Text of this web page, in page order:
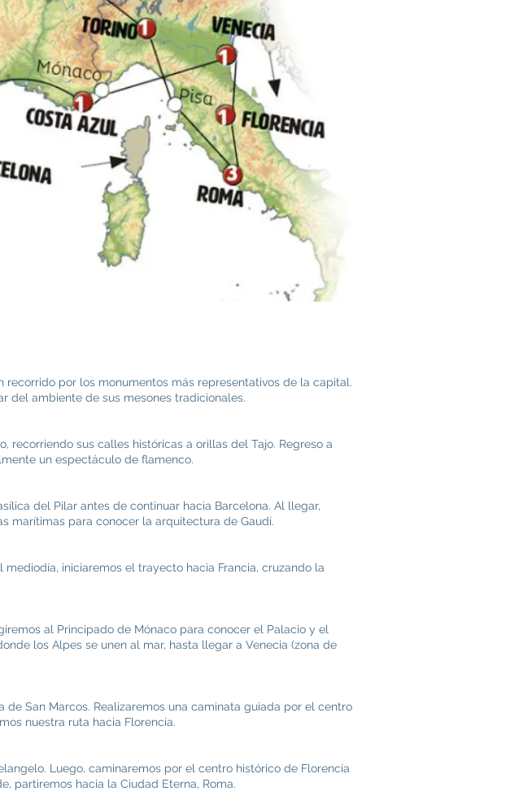
por los monumentos más representativos de la capital.
del ambiente de sus mesones tradicionales.
recorriendo sus calles históricas a orillas del Tajo. Regreso a
un espectáculo de flamenco.
del Pilar antes de continuar hacia Barcelona. Al llegar,
marítimas para conocer la arquitectura de Gaudí.
iniciaremos el trayecto hacia Francia, cruzando la
al Principado de Mónaco para conocer el Palacio y el
los Alpes se unen al mar, hasta llegar a Venecia (zona de
San Marcos. Realizaremos una caminata guiada por el centro
nuestra ruta hacia Florencia.
Luego, caminaremos por el centro histórico de Florencia
partiremos hacia la Ciudad Eterna, Roma.